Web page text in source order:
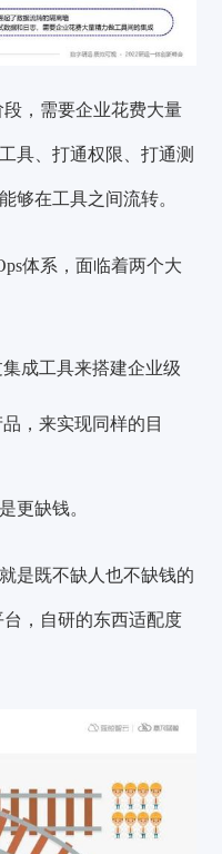
段，需要企业花费大量
具、打通权限、打通测
够在工具之间流转。
体系，面临着两个大
成工具来搭建企业级
，来实现同样的目
更缺钱。
是既不缺人也不缺钱的
，自研的东西适配度